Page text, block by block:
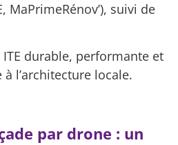
MaPrimeRénov’), suivi de
durable, performante et
l’architecture locale.
par drone : un